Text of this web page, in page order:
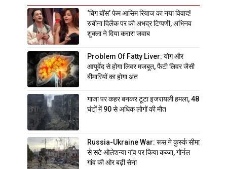
‘बिग बॉस’ फेम आसिम रियाज का नया विवाद!
रुबीना दिलैक पर की अभद्र टिप्पणी, अभिनव
शुक्ला ने दिया करारा जवाब
Problem Of Fatty Liver: योग और
आयुर्वेद से होगा लिवर मजबूत, फैटी लिवर जैसी
बीमारियों का होगा अंत
गाजा पर कहर बनकर टूटा इजरायली हमला, 48
घंटों में 90 से अधिक लोगों की मौत
Russia-Ukraine War: रूस ने कुर्स्क सीमा
से सटे ओलेशन्या गांव पर किया कब्जा, गोर्नल
गांव की ओर बढ़ी सेना